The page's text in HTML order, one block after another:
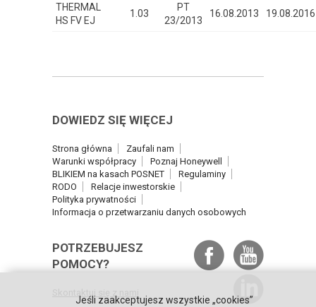
THERMAL
HS FV EJ
1.03
PT
23/2013
16.08.2013 19.08.2016
DOWIEDZ SIĘ WIĘCEJ
Strona główna
Zaufali nam
Warunki współpracy
Poznaj Honeywell
BLIKIEM na kasach POSNET
Regulaminy
RODO
Relacje inwestorskie
Polityka prywatności
Informacja o przetwarzaniu danych osobowych
POTRZEBUJESZ
POMOCY?
Jeśli zaakceptujesz wszystkie „cookies”